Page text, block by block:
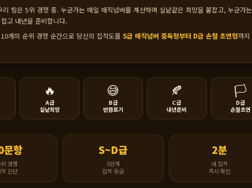
리 팀은 5위 경쟁 중. 누군가는 매일 매직넘버를 계산하며 실낱같은 희망을 붙잡고, 누군가는
고 내년을 준비합니다.
개의 순위 경쟁 순간으로 당신의 집착도를 S급 매직넘버 중독형부터 D급 손절 초연형까지
🔥
A급
실낱희망
😅
B급
반쯤포기
🍂
C급
내년준비
🏳️
D급
손절초연
문항
위 경쟁
착 진단
S~D급
5단계
집착 등급
2분
내 집착
즉시 확인